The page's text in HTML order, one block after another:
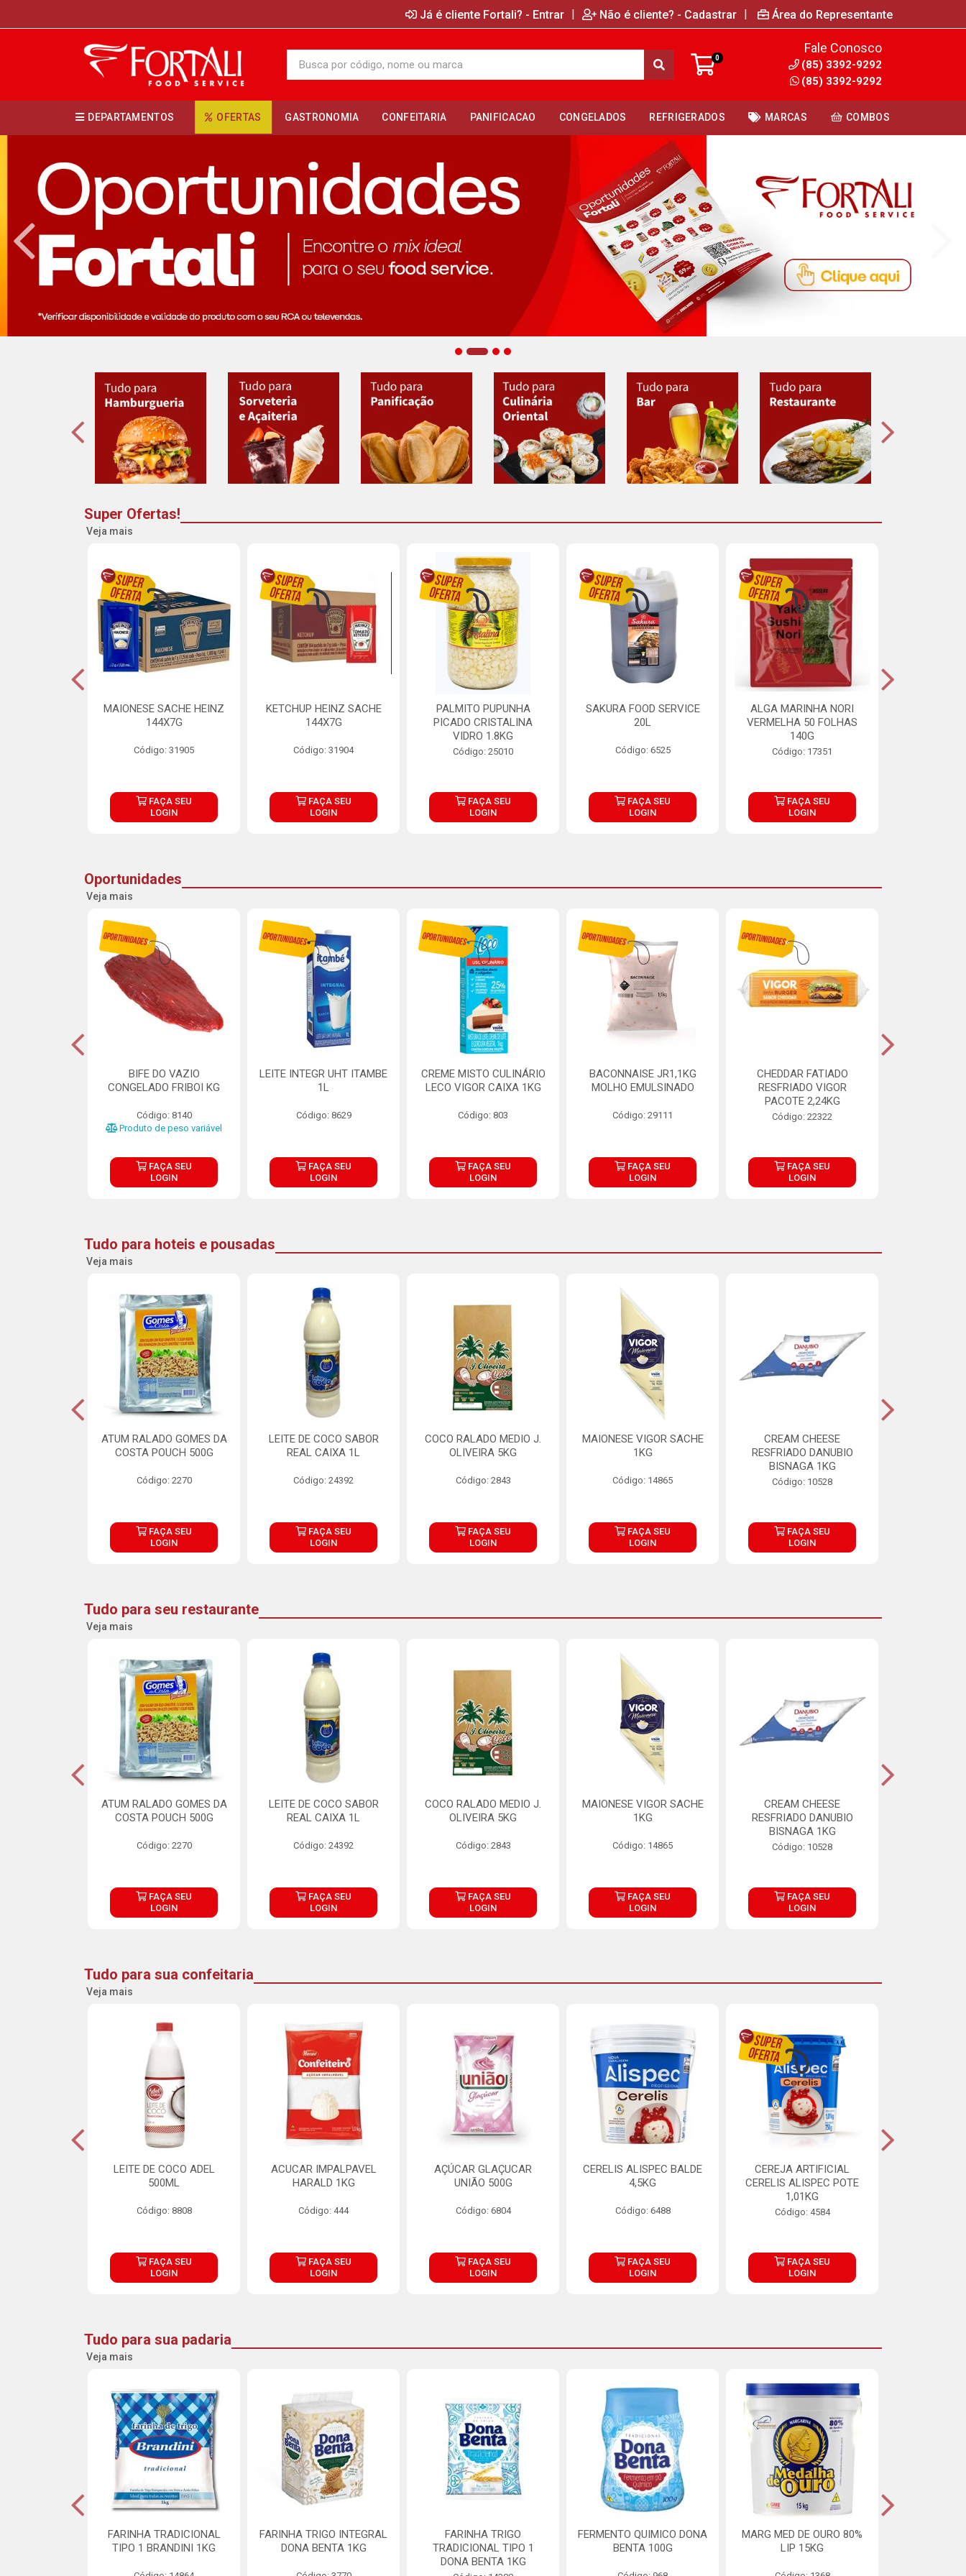
Já é cliente Fortali? - Entrar | Não é cliente? - Cadastrar | Área do Representante
0
Fale Conosco
(85) 3392-9292
(85) 3392-9292
DEPARTAMENTOS OFERTAS GASTRONOMIA CONFEITARIA PANIFICACAO CONGELADOS REFRIGERADOS MARCAS COMBOS
Super Ofertas!
Veja mais
MAIONESE SACHE HEINZ
144X7G
Código: 31905
FAÇA SEU
LOGIN
KETCHUP HEINZ SACHE
144X7G
Código: 31904
FAÇA SEU
LOGIN
PALMITO PUPUNHA
PICADO CRISTALINA
VIDRO 1.8KG
Código: 25010
FAÇA SEU
LOGIN
SAKURA FOOD SERVICE
20L
Código: 6525
FAÇA SEU
LOGIN
ALGA MARINHA NORI
VERMELHA 50 FOLHAS
140G
Código: 17351
FAÇA SEU
LOGIN
Oportunidades
Veja mais
BIFE DO VAZIO
CONGELADO FRIBOI KG
Código: 8140
Produto de peso variável
FAÇA SEU
LOGIN
LEITE INTEGR UHT ITAMBE
1L
Código: 8629
FAÇA SEU
LOGIN
CREME MISTO CULINÁRIO
LECO VIGOR CAIXA 1KG
Código: 803
FAÇA SEU
LOGIN
BACONNAISE JR1,1KG
MOLHO EMULSINADO
Código: 29111
FAÇA SEU
LOGIN
CHEDDAR FATIADO
RESFRIADO VIGOR
PACOTE 2,24KG
Código: 22322
FAÇA SEU
LOGIN
Tudo para hoteis e pousadas
Veja mais
ATUM RALADO GOMES DA
COSTA POUCH 500G
Código: 2270
FAÇA SEU
LOGIN
LEITE DE COCO SABOR
REAL CAIXA 1L
Código: 24392
FAÇA SEU
LOGIN
COCO RALADO MEDIO J.
OLIVEIRA 5KG
Código: 2843
FAÇA SEU
LOGIN
MAIONESE VIGOR SACHE
1KG
Código: 14865
FAÇA SEU
LOGIN
CREAM CHEESE
RESFRIADO DANUBIO
BISNAGA 1KG
Código: 10528
FAÇA SEU
LOGIN
Tudo para seu restaurante
Veja mais
ATUM RALADO GOMES DA
COSTA POUCH 500G
Código: 2270
FAÇA SEU
LOGIN
LEITE DE COCO SABOR
REAL CAIXA 1L
Código: 24392
FAÇA SEU
LOGIN
COCO RALADO MEDIO J.
OLIVEIRA 5KG
Código: 2843
FAÇA SEU
LOGIN
MAIONESE VIGOR SACHE
1KG
Código: 14865
FAÇA SEU
LOGIN
CREAM CHEESE
RESFRIADO DANUBIO
BISNAGA 1KG
Código: 10528
FAÇA SEU
LOGIN
Tudo para sua confeitaria
Veja mais
LEITE DE COCO ADEL
500ML
Código: 8808
FAÇA SEU
LOGIN
ACUCAR IMPALPAVEL
HARALD 1KG
Código: 444
FAÇA SEU
LOGIN
AÇÚCAR GLAÇUCAR
UNIÃO 500G
Código: 6804
FAÇA SEU
LOGIN
CERELIS ALISPEC BALDE
4,5KG
Código: 6488
FAÇA SEU
LOGIN
CEREJA ARTIFICIAL
CERELIS ALISPEC POTE
1,01KG
Código: 4584
FAÇA SEU
LOGIN
Tudo para sua padaria
Veja mais
FARINHA TRADICIONAL
TIPO 1 BRANDINI 1KG
FARINHA TRIGO INTEGRAL
DONA BENTA 1KG
FARINHA TRIGO
TRADICIONAL TIPO 1
DONA BENTA 1KG
FERMENTO QUIMICO DONA
BENTA 100G
MARG MED DE OURO 80%
LIP 15KG